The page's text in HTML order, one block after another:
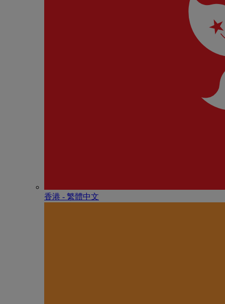
香港 - 繁體中文